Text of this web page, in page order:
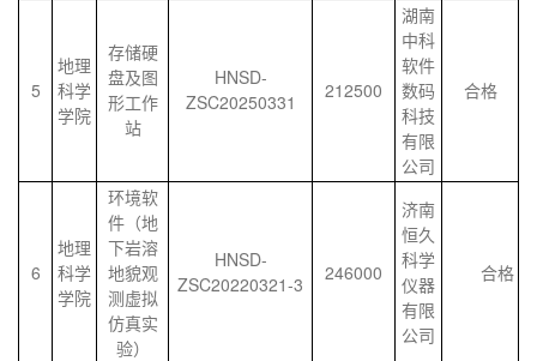
5
地理
科学
学院
存储硬
盘及图
形工作
站
HNSD-
ZSC20250331
212500
湖南
中科
软件
数码
科技
有限
公司
合格
6
地理
科学
学院
环境软
件（地
下岩溶
地貌观
测虚拟
仿真实
验）
HNSD-
ZSC20220321-3
246000
济南
恒久
科学
仪器
有限
公司
合格